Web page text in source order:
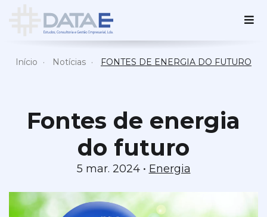
Início Notícias FONTES DE ENERGIA DO FUTURO
Fontes de energia
do futuro
5 mar. 2024 • Energia